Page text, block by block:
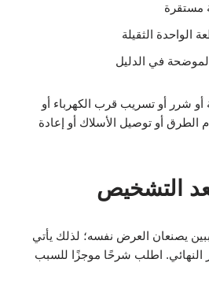
مستقرة
الواحدة الثقيلة
في الدليل
شرر أو تسريب قرب الكهرباء أو
الطرق أو توصيل الأسلاك أو إعادة
التشخيص
يصنعان العرض نفسه؛ لذلك يأتي
النهائي. اطلب شرحًا موجزًا للسبب